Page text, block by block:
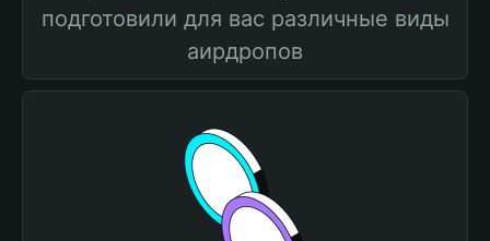
подготовили для вас различные виды
аирдропов